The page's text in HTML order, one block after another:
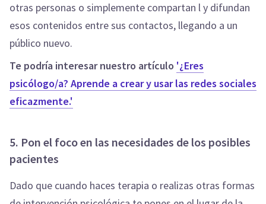
otras personas o simplemente compartan l y difundan
esos contenidos entre sus contactos, llegando a un
público nuevo.
Te podría interesar nuestro artículo '¿Eres
psicólogo/a? Aprende a crear y usar las redes sociales
eficazmente.'
5. Pon el foco en las necesidades de los posibles
pacientes
Dado que cuando haces terapia o realizas otras formas